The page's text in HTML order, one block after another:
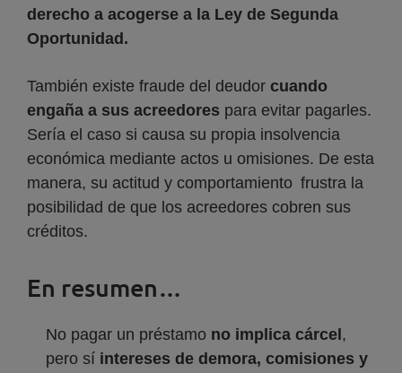
derecho a acogerse a la Ley de Segunda
Oportunidad.
También existe fraude del deudor cuando
engaña a sus acreedores para evitar pagarles.
Sería el caso si causa su propia insolvencia
económica mediante actos u omisiones. De esta
manera, su actitud y comportamiento frustra la
posibilidad de que los acreedores cobren sus
créditos.
En resumen…
No pagar un préstamo no implica cárcel ,
pero sí intereses de demora, comisiones y